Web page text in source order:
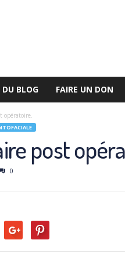
BLOG FAIRE UN DON
opératoire.
post
0